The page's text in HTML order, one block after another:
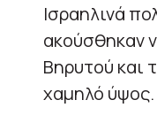
Ισραηλινά
ακούσθηκαν
Βηρυτού και
χαμηλό ύψος.